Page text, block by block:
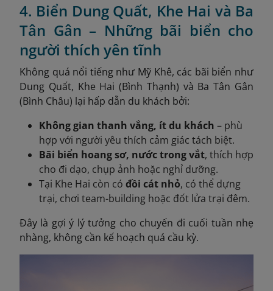
4. Biển Dung Quất, Khe Hai và Ba
Tân Gân – Những bãi biển cho
người thích yên tĩnh
Không quá nổi tiếng như Mỹ Khê, các bãi biển như
Dung Quất, Khe Hai (Bình Thạnh) và Ba Tân Gân
(Bình Châu) lại hấp dẫn du khách bởi:
Không gian thanh vắng, ít du khách – phù
hợp với người yêu thích cảm giác tách biệt.
Bãi biển hoang sơ, nước trong vắt, thích hợp
cho đi dạo, chụp ảnh hoặc nghỉ dưỡng.
Tại Khe Hai còn có đồi cát nhỏ, có thể dựng
trại, chơi team-building hoặc đốt lửa trại đêm.
Đây là gợi ý lý tưởng cho chuyến đi cuối tuần nhẹ
nhàng, không cần kế hoạch quá cầu kỳ.